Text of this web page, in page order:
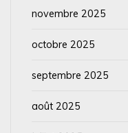
novembre 2025
octobre 2025
septembre 2025
août 2025